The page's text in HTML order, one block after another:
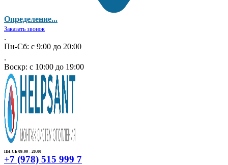
Определение...
Заказать звонок
.
Пн-Сб: с 9:00 до 20:00
.
Воскр: с 10:00 до 19:00
ПН-СБ 09:00 - 20:00
+7 (978) 515 999 7